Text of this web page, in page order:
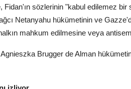
sözlerinin "kabul edilemez
Netanyahu hükümetinin ve
mahkum edilmesine veya
Brugger de Alman